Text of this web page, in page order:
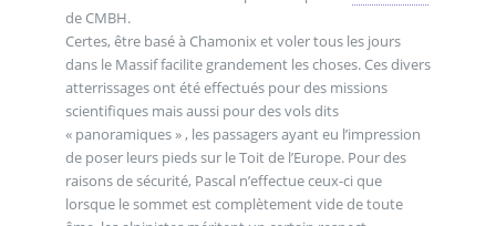
de CMBH.
Certes, être basé à Chamonix et voler tous les jours
dans le Massif facilite grandement les choses. Ces divers
atterrissages ont été effectués pour des missions
scientifiques mais aussi pour des vols dits
« panoramiques » , les passagers ayant eu l’impression
de poser leurs pieds sur le Toit de l’Europe. Pour des
raisons de sécurité, Pascal n’effectue ceux-ci que
lorsque le sommet est complètement vide de toute